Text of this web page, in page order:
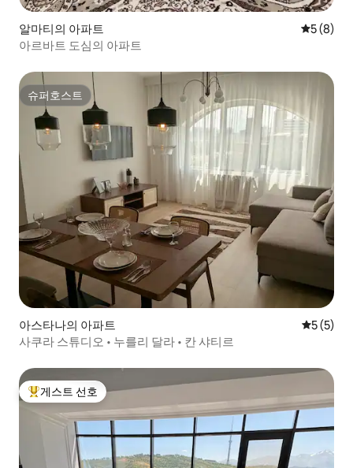
알마티의 아파트 평점 5점
5 (8)
아르바트 도심의 아파트
슈퍼호스트
슈퍼호스트
아스타나의 아파트 평점 5점
5 (5)
사쿠라 스튜디오 • 누를리 달라 • 칸 샤티르
상위 게스트 선호
게스트 선호